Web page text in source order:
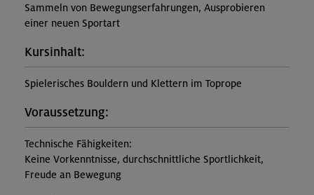
Kochelsee
Sammeln von Bewegungserfahrungen, Ausprobieren
einer neuen Sportart
Kursinhalt:
Spielerisches Bouldern und Klettern im Toprope
Voraussetzung:
Technische Fähigkeiten:
Keine Vorkenntnisse, durchschnittliche Sportlichkeit,
Freude an Bewegung